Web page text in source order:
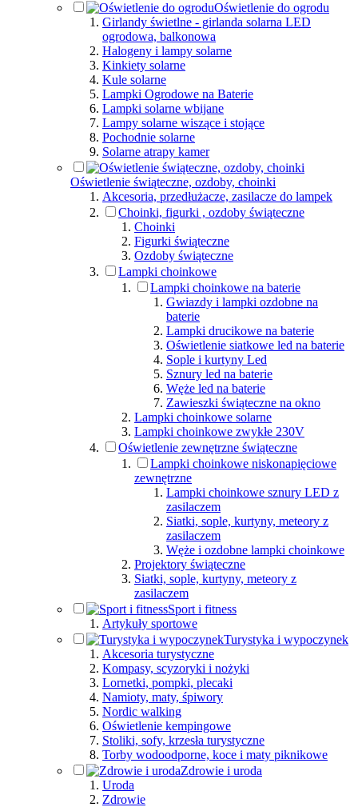
Oświetlenie do ogrodu
Girlandy świetlne - girlanda solarna LED
ogrodowa, balkonowa
Halogeny i lampy solarne
Kinkiety solarne
Kule solarne
Lampki Ogrodowe na Baterie
Lampki solarne wbijane
Lampy solarne wiszące i stojące
Pochodnie solarne
Solarne atrapy kamer
Oświetlenie świąteczne, ozdoby, choinki
Akcesoria, przedłużacze, zasilacze do lampek
Choinki, figurki , ozdoby świąteczne
Choinki
Figurki świąteczne
Ozdoby świąteczne
Lampki choinkowe
Lampki choinkowe na baterie
Gwiazdy i lampki ozdobne na
baterie
Lampki drucikowe na baterie
Oświetlenie siatkowe led na baterie
Sople i kurtyny Led
Sznury led na baterie
Węże led na baterie
Zawieszki świąteczne na okno
Lampki choinkowe solarne
Lampki choinkowe zwykłe 230V
Oświetlenie zewnętrzne świąteczne
Lampki choinkowe niskonapięciowe
zewnętrzne
Lampki choinkowe sznury LED z
zasilaczem
Siatki, sople, kurtyny, meteory z
zasilaczem
Węże i ozdobne lampki choinkowe
Projektory świąteczne
Siatki, sople, kurtyny, meteory z
zasilaczem
Sport i fitness
Artykuły sportowe
Turystyka i wypoczynek
Akcesoria turystyczne
Kompasy, scyzoryki i nożyki
Lornetki, pompki, plecaki
Namioty, maty, śpiwory
Nordic walking
Oświetlenie kempingowe
Stoliki, sofy, krzesła turystyczne
Torby wodoodporne, koce i maty piknikowe
Zdrowie i uroda
Uroda
Zdrowie